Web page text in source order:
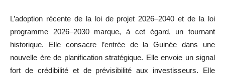
L’adoption récente de la loi de projet 2026–2040 et de la loi
programme 2026–2030 marque, à cet égard, un tournant
historique. Elle consacre l’entrée de la Guinée dans une
nouvelle ère de planification stratégique. Elle envoie un signal
fort de crédibilité et de prévisibilité aux investisseurs. Elle